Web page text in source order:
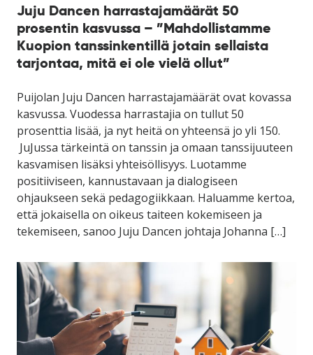
Juju Dancen harrastajamäärät 50
prosentin kasvussa – ”Mahdollistamme
Kuopion tanssinkentillä jotain sellaista
tarjontaa, mitä ei ole vielä ollut”
Puijolan Juju Dancen harrastajamäärät ovat kovassa
kasvussa. Vuodessa harrastajia on tullut 50
prosenttia lisää, ja nyt heitä on yhteensä jo yli 150.
JuJussa tärkeintä on tanssin ja omaan tanssijuuteen
kasvamisen lisäksi yhteisöllisyys. Luotamme
positiiviseen, kannustavaan ja dialogiseen
ohjaukseen sekä pedagogiikkaan. Haluamme kertoa,
että jokaisella on oikeus taiteen kokemiseen ja
tekemiseen, sanoo Juju Dancen johtaja Johanna […]